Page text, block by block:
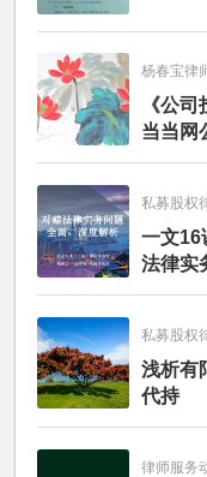
杨春宝律
《公
当当网
畅销图
私募股权
一文16
法律实
私募股权
浅析有
代持
律师服务